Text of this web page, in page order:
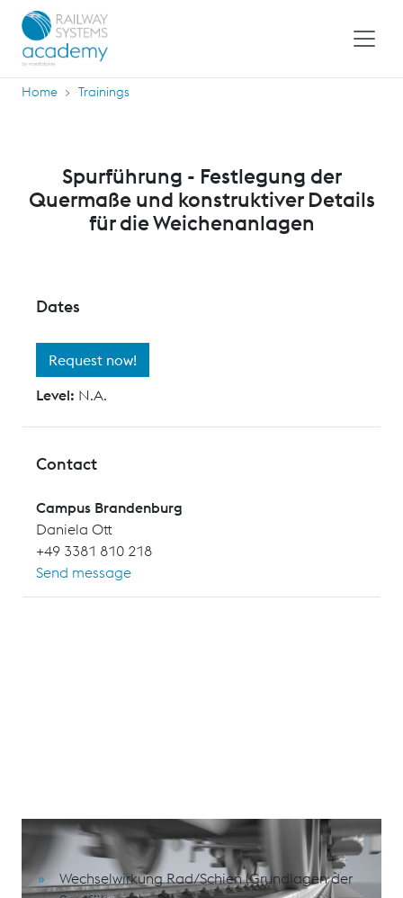
Home Trainings
Spurführung - Festlegung der
Quermaße und konstruktiver Details
für die Weichenanlagen
Dates
Request now!
Level: N.A.
Contact
Campus Brandenburg
Daniela Ott
+49 3381 810 218
Send message
Schulungsinhalte
Wechselwirkung Rad/Schien (Grundlagen der